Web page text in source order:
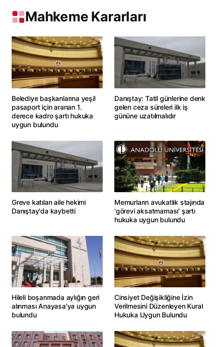
Mahkeme Kararları
Belediye başkanlarına yeşil
pasaport için aranan 1.
derece kadro şartı hukuka
uygun bulundu
Danıştay: Tatil günlerine denk
gelen ceza süreleri ilk iş
gününe uzatılmalıdır
Greve katılan aile hekimi
Danıştay'da kaybetti
Memurların avukatlık stajında
'görevi aksatmaması' şartı
hukuka uygun bulundu
Hileli boşanmada aylığın geri
alınması Anayasa'ya uygun
bulundu
Cinsiyet Değişikliğine İzin
Verilmesini Düzenleyen Kural
Hukuka Uygun Bulundu